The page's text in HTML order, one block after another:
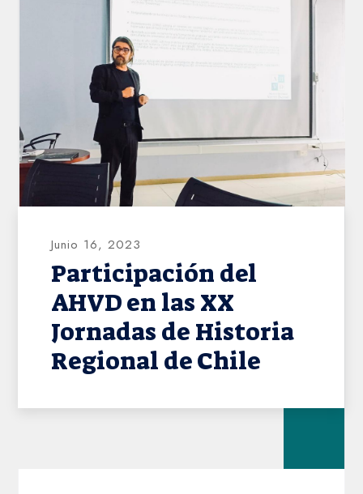
AHVD
Junio 16, 2023
Participación del
AHVD en las XX
Jornadas de Historia
Regional de Chile